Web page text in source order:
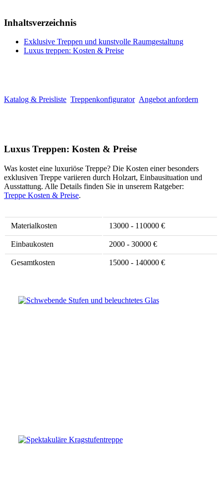
Inhaltsverzeichnis
Exklusive Treppen und kunstvolle Raumgestaltung
Luxus treppen: Kosten & Preise
Katalog & Preisliste Treppenkonfigurator Angebot anfordern
Luxus Treppen: Kosten & Preise
Was kostet eine luxuriöse Treppe? Die Kosten einer besonders
exklusiven Treppe variieren durch Holzart, Einbausituation und
Ausstattung. Alle Details finden Sie in unserem Ratgeber:
Treppe Kosten & Preise.
Materialkosten 13000 - 110000 €
Einbaukosten 2000 - 30000 €
Gesamtkosten 15000 - 140000 €